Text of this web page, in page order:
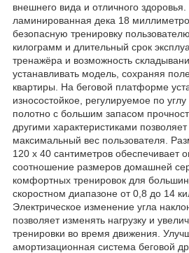
внешнего вида и отличного здоровья.
ламинированная дека 18
безопасную тренировку
килограмм и длительный срок
тренажёра и возможность
устанавливать модель, сохраняя
квартиры. На беговой платформе
износостойкое, регулируемое по
полотно с большим запасом
другими характеристиками
максимальный вес пользователя.
120 х 40 сантиметров обеспечивает
соотношение размеров домашней
комфортных тренировок для
скоростном диапазоне от 0,8 до 14
Электрическое изменение угла
позволяет изменять нагрузку и
тренировки во время движения.
амортизационная система беговой